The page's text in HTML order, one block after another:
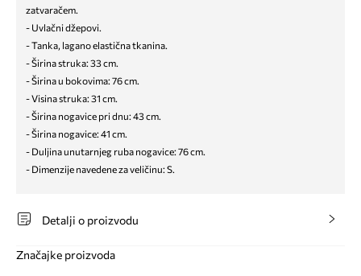
zatvaračem.
- Uvlačni džepovi.
- Tanka, lagano elastična tkanina.
- Širina struka: 33 cm.
- Širina u bokovima: 76 cm.
- Visina struka: 31 cm.
- Širina nogavice pri dnu: 43 cm.
- Širina nogavice: 41 cm.
- Duljina unutarnjeg ruba nogavice: 76 cm.
- Dimenzije navedene za veličinu: S.
Detalji o proizvodu
Značajke proizvoda